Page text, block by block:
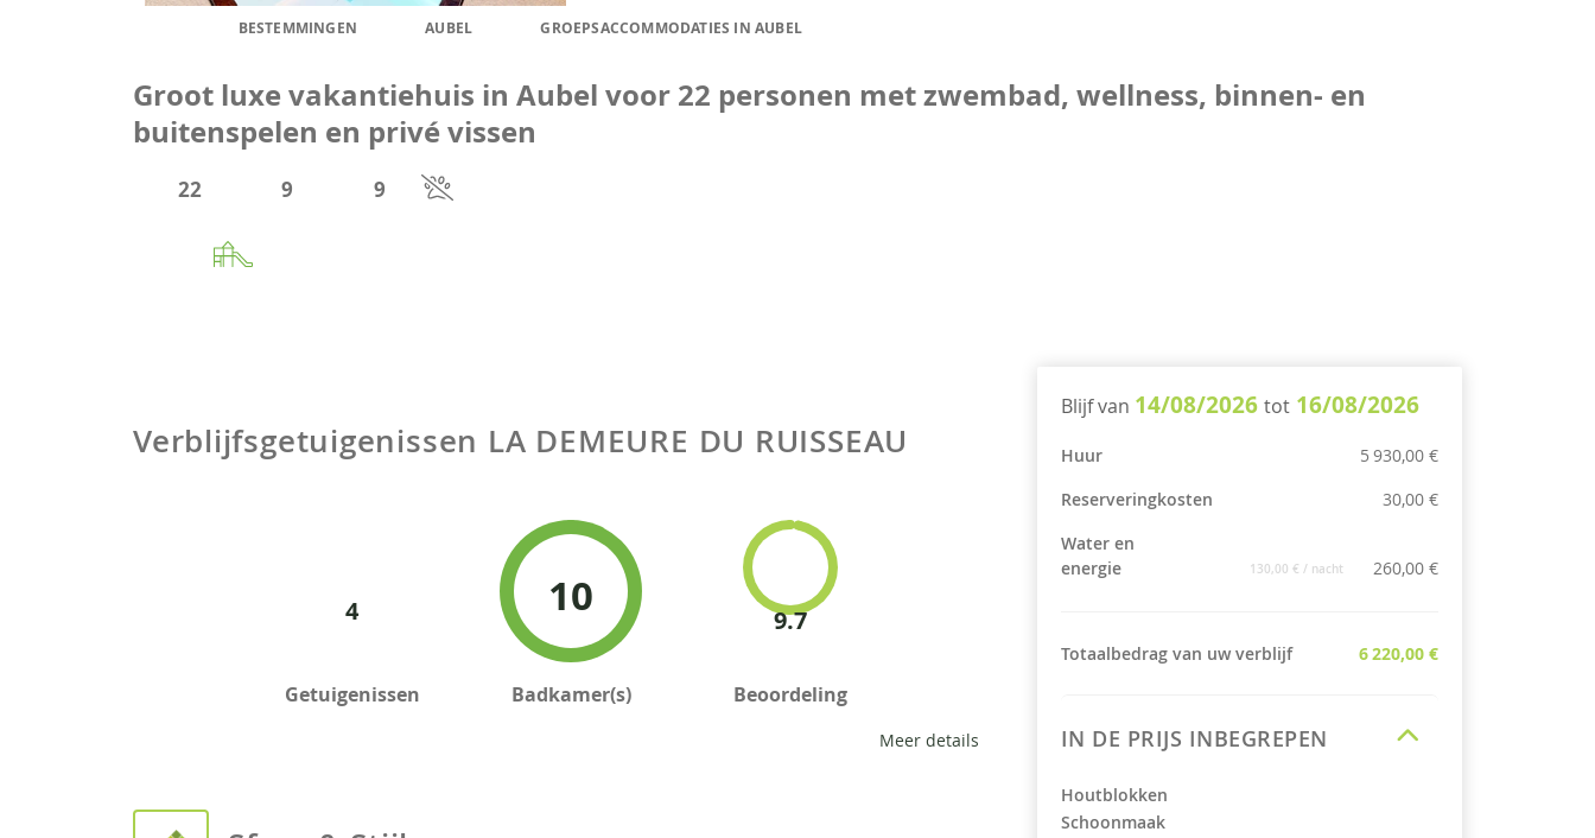
BESTEMMINGEN AUBEL GROEPSACCOMMODATIES IN AUBEL
Groot luxe vakantiehuis in Aubel voor 22 personen met zwembad, wellness, binnen- en
buitenspelen en privé vissen
22 9 9
Verblijfsgetuigenissen LA DEMEURE DU RUISSEAU
4
Getuigenissen
10
Badkamer(s)
9.7
Beoordeling
Meer details
Blijf van 14/08/2026 tot 16/08/2026
Huur
5 930,00 €
Reserveringkosten
30,00 €
Water en
energie
130,00 € / nacht 260,00 €
Totaalbedrag van uw verblijf 6 220,00 €
IN DE PRIJS INBEGREPEN
Houtblokken
Schoonmaak